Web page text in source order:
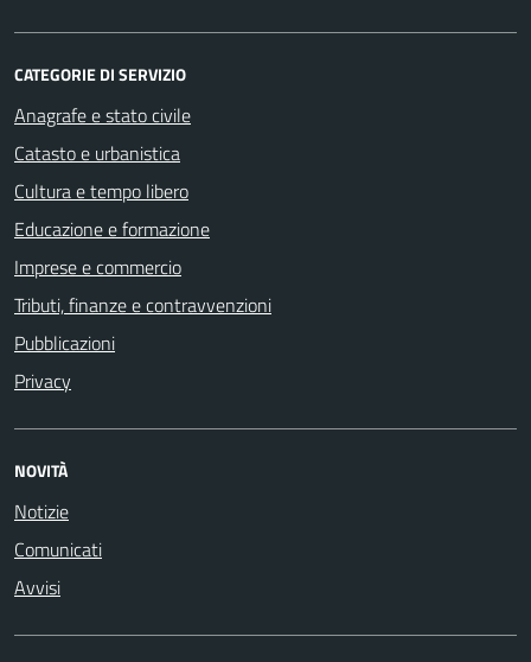
CATEGORIE DI SERVIZIO
Anagrafe e stato civile
Catasto e urbanistica
Cultura e tempo libero
Educazione e formazione
Imprese e commercio
Tributi, finanze e contravvenzioni
Pubblicazioni
Privacy
NOVITÀ
Notizie
Comunicati
Avvisi